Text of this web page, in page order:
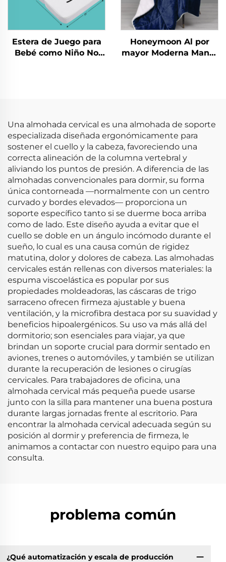
Estera de Juego para
Bebé como Niño No
Honeymoon Al por
mayor Moderna Manta
Una almohada cervical es una almohada de soporte
especializada diseñada ergonómicamente para
sostener el cuello y la cabeza, favoreciendo una
correcta alineación de la columna vertebral y
aliviando los puntos de presión. A diferencia de las
almohadas convencionales para dormir, su forma
única contorneada —normalmente con un centro
curvado y bordes elevados— proporciona un
soporte específico tanto si se duerme boca arriba
como de lado. Este diseño ayuda a evitar que el
cuello se doble en un ángulo incómodo durante el
sueño, lo cual es una causa común de rigidez
matutina, dolor y dolores de cabeza. Las almohadas
cervicales están rellenas con diversos materiales: la
espuma viscoelástica es popular por sus
propiedades moldeadoras, las cáscaras de trigo
sarraceno ofrecen firmeza ajustable y buena
ventilación, y la microfibra destaca por su suavidad y
beneficios hipoalergénicos. Su uso va más allá del
dormitorio; son esenciales para viajar, ya que
brindan un soporte crucial para dormir sentado en
aviones, trenes o automóviles, y también se utilizan
durante la recuperación de lesiones o cirugías
cervicales. Para trabajadores de oficina, una
almohada cervical más pequeña puede usarse
junto con la silla para mantener una buena postura
durante largas jornadas frente al escritorio. Para
encontrar la almohada cervical adecuada según su
posición al dormir y preferencia de firmeza, le
animamos a contactar con nuestro equipo para una
consulta.
problema común
¿Qué automatización y escala de producción